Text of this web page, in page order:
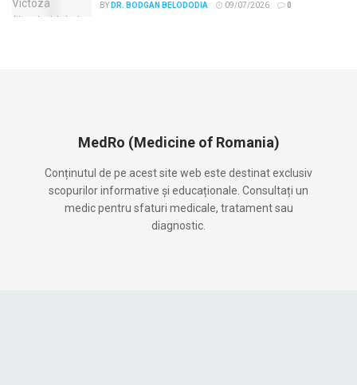
BY DR. BODGAN BELODODIA 09/07/2026 0
MedRo (Medicine of Romania)
Conținutul de pe acest site web este destinat exclusiv
scopurilor informative și educaționale. Consultați un
medic pentru sfaturi medicale, tratament sau
diagnostic.